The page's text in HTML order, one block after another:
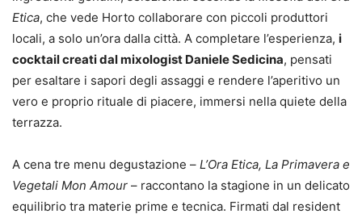
Etica, che vede Horto collaborare con piccoli produttori
locali, a solo un’ora dalla città. A completare l’esperienza, i
cocktail creati dal mixologist Daniele Sedicina, pensati
per esaltare i sapori degli assaggi e rendere l’aperitivo un
vero e proprio rituale di piacere, immersi nella quiete della
terrazza.
A cena tre menu degustazione – L’Ora Etica, La Primavera e
Vegetali Mon Amour – raccontano la stagione in un delicato
equilibrio tra materie prime e tecnica. Firmati dal resident